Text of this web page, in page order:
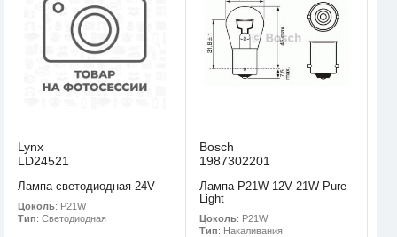
Lynx
LD24521
Лампа светодиодная 24V
Цоколь: P21W
Тип: Светодиодная
Bosch
1987302201
Лампа P21W 12V 21W Pure
Light
Цоколь: P21W
Тип: Накаливания